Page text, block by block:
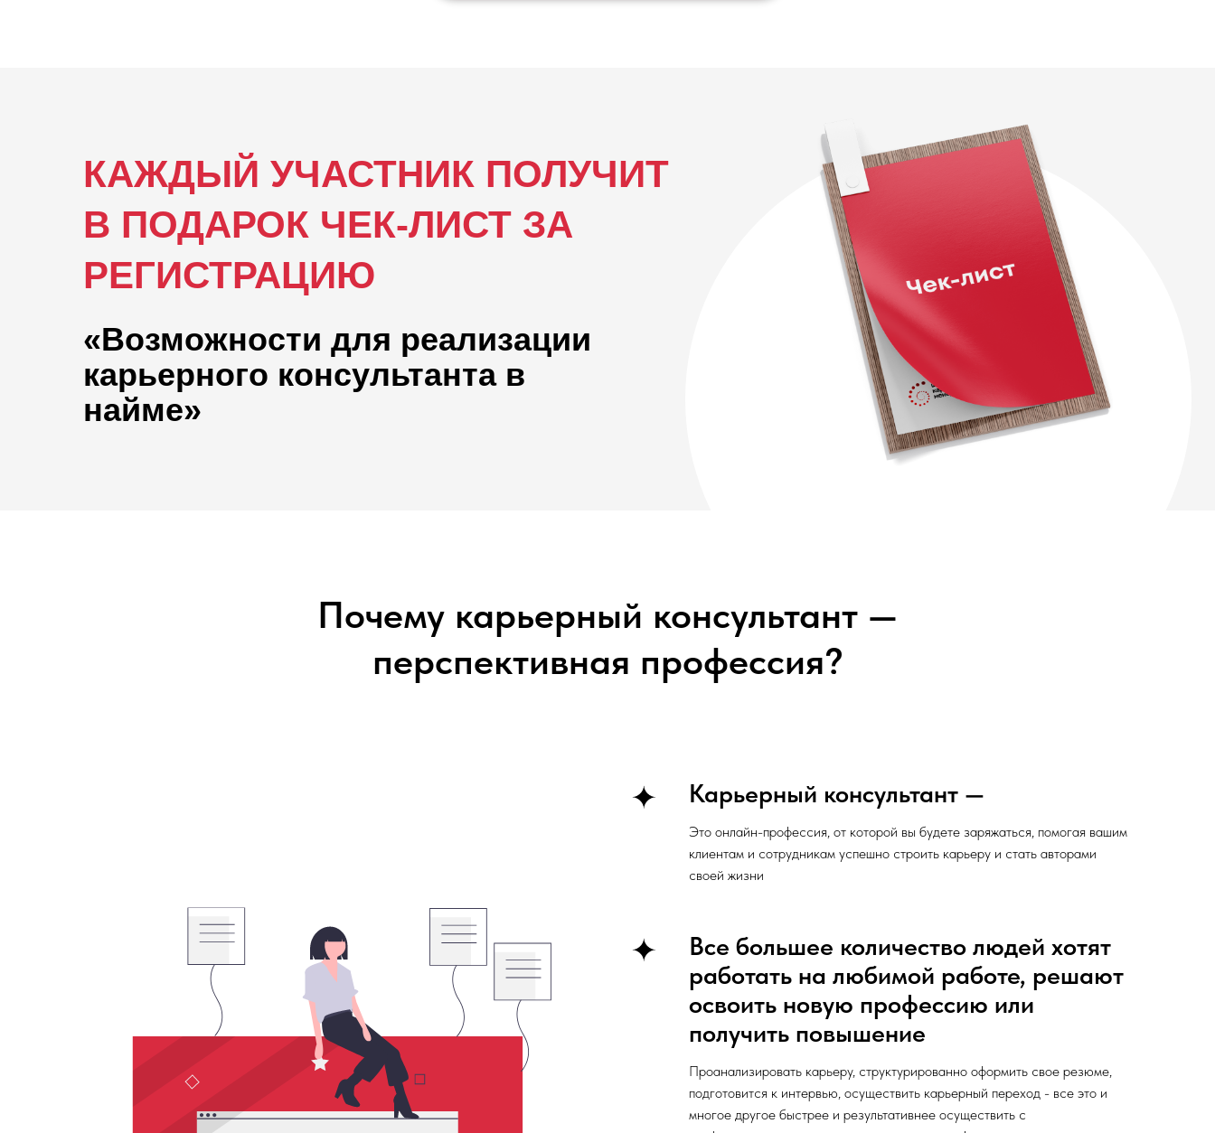
«Возможности для реализации
карьерного консультанта в
найме»
КАЖДЫЙ УЧАСТНИК ПОЛУЧИТ
В ПОДАРОК ЧЕК-ЛИСТ ЗА
РЕГИСТРАЦИЮ
Почему карьерный консультант —
перспективная профессия?
Карьерный консультант —
Это онлайн-профессия, от которой вы будете заряжаться, помогая вашим
клиентам и сотрудникам успешно строить карьеру и стать авторами
своей жизни
Все большее количество людей хотят
работать на любимой работе, решают
освоить новую профессию или
получить повышение
Проанализировать карьеру, структурированно оформить свое резюме,
подготовится к интервью, осуществить карьерный переход - все это и
многое другое быстрее и результативнее осуществить с